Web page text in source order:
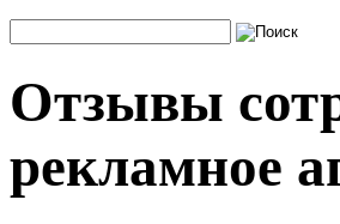
Отзывы
рекламное